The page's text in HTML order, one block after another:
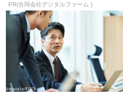
PR(合同会社デジタルファーム )